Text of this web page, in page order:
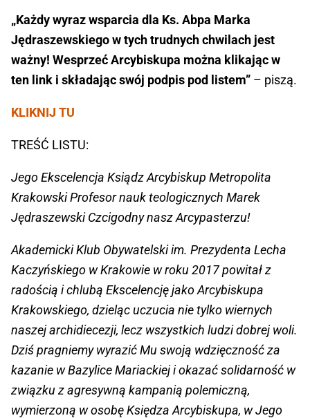
„Każdy wyraz wsparcia dla Ks. Abpa Marka
Jędraszewskiego w tych trudnych chwilach jest
ważny! Wesprzeć Arcybiskupa można klikając w
ten link i składając swój podpis pod listem” – piszą.
KLIKNIJ TU
TREŚĆ LISTU:
Jego Ekscelencja Ksiądz Arcybiskup Metropolita
Krakowski Profesor nauk teologicznych Marek
Jędraszewski Czcigodny nasz Arcypasterzu!
Akademicki Klub Obywatelski im. Prezydenta Lecha
Kaczyńskiego w Krakowie w roku 2017 powitał z
radością i chlubą Ekscelencję jako Arcybiskupa
Krakowskiego, dzieląc uczucia nie tylko wiernych
naszej archidiecezji, lecz wszystkich ludzi dobrej woli.
Dziś pragniemy wyrazić Mu swoją wdzięczność za
kazanie w Bazylice Mariackiej i okazać solidarność w
związku z agresywną kampanią polemiczną,
wymierzoną w osobę Księdza Arcybiskupa, w Jego